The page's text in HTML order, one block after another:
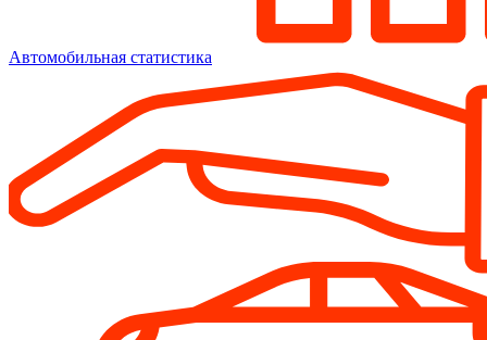
Автомобильная статистика